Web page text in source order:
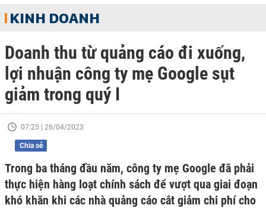
KINH DOANH
Doanh thu từ quảng cáo đi xuống,
lợi nhuận công ty mẹ Google sụt
giảm trong quý I
07:25 | 26/04/2023
Chia sẻ
Trong ba tháng đầu năm, công ty mẹ Google đã phải
thực hiện hàng loạt chính sách để vượt qua giai đoạn
khó khăn khi các nhà quảng cáo cắt giảm chi phí cho